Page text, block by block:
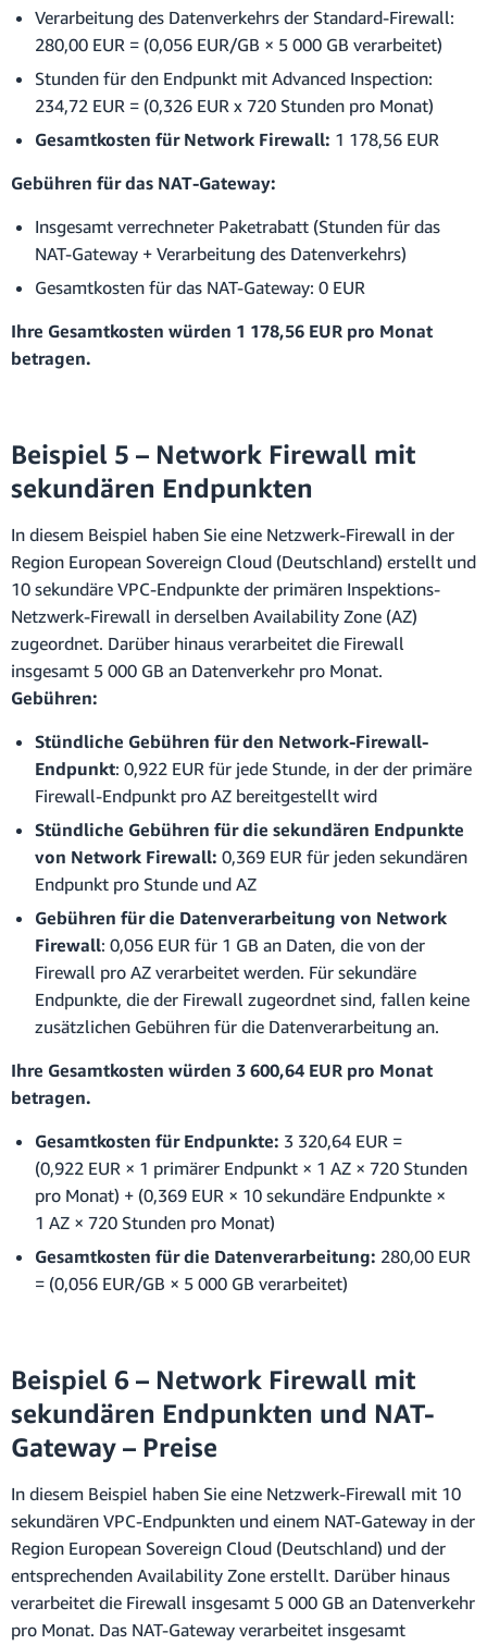
Verarbeitung des Datenverkehrs der Standard-Firewall:
280,00 EUR = (0,056 EUR/GB × 5 000 GB verarbeitet)
Stunden für den Endpunkt mit Advanced Inspection:
234,72 EUR = (0,326 EUR x 720 Stunden pro Monat)
Gesamtkosten für Network Firewall: 1 178,56 EUR
Gebühren für das NAT-Gateway:
Insgesamt verrechneter Paketrabatt (Stunden für das
NAT-Gateway + Verarbeitung des Datenverkehrs)
Gesamtkosten für das NAT-Gateway: 0 EUR
Ihre Gesamtkosten würden 1 178,56 EUR pro Monat
betragen.
Beispiel 5 – Network Firewall mit
sekundären Endpunkten
In diesem Beispiel haben Sie eine Netzwerk-Firewall in der
Region European Sovereign Cloud (Deutschland) erstellt und
10 sekundäre VPC-Endpunkte der primären Inspektions-
Netzwerk-Firewall in derselben Availability Zone (AZ)
zugeordnet. Darüber hinaus verarbeitet die Firewall
insgesamt 5 000 GB an Datenverkehr pro Monat.
Gebühren:
Stündliche Gebühren für den Network-Firewall-
Endpunkt: 0,922 EUR für jede Stunde, in der der primäre
Firewall-Endpunkt pro AZ bereitgestellt wird
Stündliche Gebühren für die sekundären Endpunkte
von Network Firewall: 0,369 EUR für jeden sekundären
Endpunkt pro Stunde und AZ
Gebühren für die Datenverarbeitung von Network
Firewall: 0,056 EUR für 1 GB an Daten, die von der
Firewall pro AZ verarbeitet werden. Für sekundäre
Endpunkte, die der Firewall zugeordnet sind, fallen keine
zusätzlichen Gebühren für die Datenverarbeitung an.
Ihre Gesamtkosten würden 3 600,64 EUR pro Monat
betragen.
Gesamtkosten für Endpunkte: 3 320,64 EUR =
(0,922 EUR × 1 primärer Endpunkt × 1 AZ × 720 Stunden
pro Monat) + (0,369 EUR × 10 sekundäre Endpunkte ×
1 AZ × 720 Stunden pro Monat)
Gesamtkosten für die Datenverarbeitung: 280,00 EUR
= (0,056 EUR/GB × 5 000 GB verarbeitet)
Beispiel 6 – Network Firewall mit
sekundären Endpunkten und NAT-
Gateway – Preise
In diesem Beispiel haben Sie eine Netzwerk-Firewall mit 10
sekundären VPC-Endpunkten und einem NAT-Gateway in der
Region European Sovereign Cloud (Deutschland) und der
entsprechenden Availability Zone erstellt. Darüber hinaus
verarbeitet die Firewall insgesamt 5 000 GB an Datenverkehr
pro Monat. Das NAT-Gateway verarbeitet insgesamt